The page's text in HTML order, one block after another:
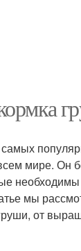
мире. Он
необходимы
мы
от